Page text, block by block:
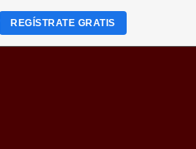
REGÍSTRATE GRATIS